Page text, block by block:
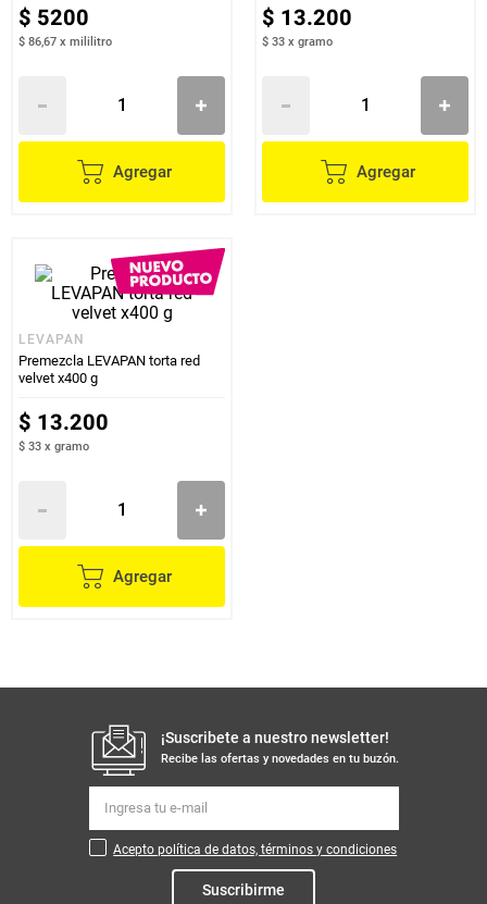
$ 5200
$ 86,67 x mililitro
Agregar
$ 13.200
$ 33 x gramo
Agregar
LEVAPAN
Premezcla LEVAPAN torta red
velvet x400 g
$ 13.200
$ 33 x gramo
Agregar
¡Suscribete a nuestro newsletter!
Recibe las ofertas y novedades en tu buzón.
Acepto política de datos, términos y condiciones
Suscribirme